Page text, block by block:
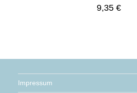
9,35 €
Impressum